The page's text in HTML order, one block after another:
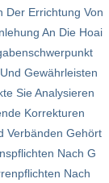
Der Errichtung Von
An Die Hoai
Gewährleisten
Sie Analysieren
Korrekturen
Verbänden Gehört
Nach G
Nach